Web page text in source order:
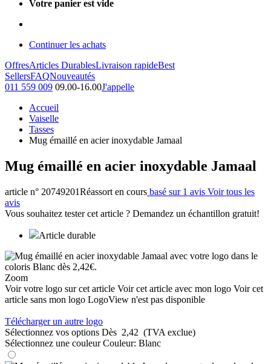
Votre panier est vide
Continuer les achats
OffresArticles DurablesLivraison rapideBest
SellersFAQNouveautés
011 559 009 09.00-16.00J'appelle
Accueil
Vaiselle
Tasses
Mug émaillé en acier inoxydable Jamaal
Mug émaillé en acier inoxydable Jamaal
article n° 20749201Réassort en cours basé sur 1 avis Voir tous les
avis
Vous souhaitez tester cet article ? Demandez un échantillon gratuit!
Article durable
Zoom
Voir votre logo sur cet article Voir cet article avec mon logo Voir cet
article sans mon logo LogoView n'est pas disponible
Télécharger un autre logo
Sélectionnez vos options Dès 2,42 (TVA exclue)
Sélectionnez une couleur Couleur: Blanc